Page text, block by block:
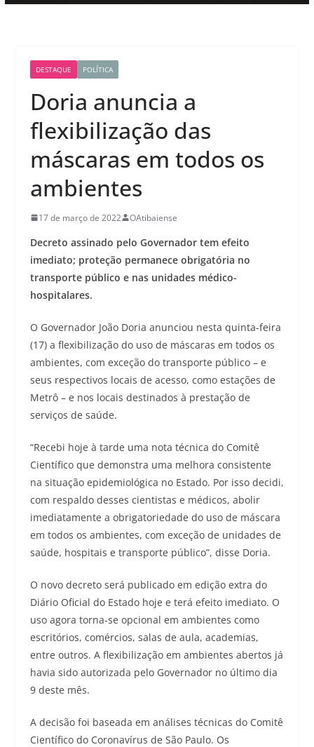
DESTAQUE POLÍTICA
Doria anuncia a
flexibilização das
máscaras em todos os
ambientes
17 de março de 2022 OAtibaiense
Decreto assinado pelo Governador tem efeito
imediato; proteção permanece obrigatória no
transporte público e nas unidades médico-
hospitalares.
O Governador João Doria anunciou nesta quinta-feira
(17) a flexibilização do uso de máscaras em todos os
ambientes, com exceção do transporte público – e
seus respectivos locais de acesso, como estações de
Metrô – e nos locais destinados à prestação de
serviços de saúde.
“Recebi hoje à tarde uma nota técnica do Comitê
Científico que demonstra uma melhora consistente
na situação epidemiológica no Estado. Por isso decidi,
com respaldo desses cientistas e médicos, abolir
imediatamente a obrigatoriedade do uso de máscara
em todos os ambientes, com exceção de unidades de
saúde, hospitais e transporte público”, disse Doria.
O novo decreto será publicado em edição extra do
Diário Oficial do Estado hoje e terá efeito imediato. O
uso agora torna-se opcional em ambientes como
escritórios, comércios, salas de aula, academias,
entre outros. A flexibilização em ambientes abertos já
havia sido autorizada pelo Governador no último dia
9 deste mês.
A decisão foi baseada em análises técnicas do Comitê
Científico do Coronavírus de São Paulo. Os